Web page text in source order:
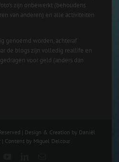
zijn onbewerkt (behoudens
van anderen) en alle activiteiten
genoemd worden, achteraf
de blogs zijn volledig reallife en
voor geld (anders dan
| Design & Creation by Daniël
Content by Miguel Delcour